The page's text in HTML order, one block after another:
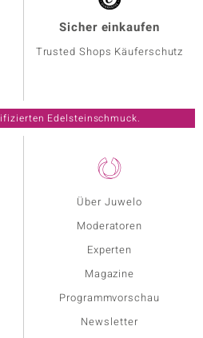
Über Juwelo
Moderatoren
Experten
Magazine
Programmvorschau
Newsletter
Sicher einkaufen
Trusted Shops Käuferschutz
Edelsteinschmuck.